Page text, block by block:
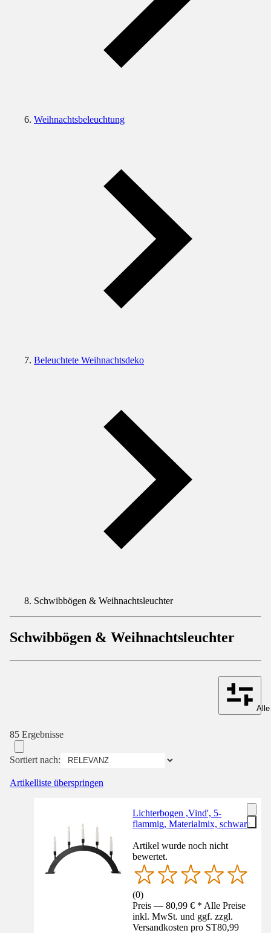
Weihnachtsbeleuchtung
Beleuchtete Weihnachtsdeko
Schwibbögen & Weihnachtsleuchter
Schwibbögen & Weihnachtsleuchter
85 Ergebnisse
Sortiert nach:
Artikelliste überspringen
Lichterbogen ,Vind', 5-
flammig, Materialmix, schwarz
Artikel wurde noch nicht
bewertet.
(0)
Preis — 80,99 € * Alle Preise
inkl. MwSt. und ggf. zzgl.
Versandkosten pro ST80,99